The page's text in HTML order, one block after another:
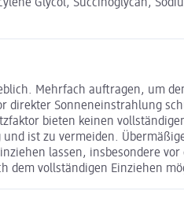
Glycol, Succinoglycan,
Mehrfach auftragen, um
direkter Sonneneinstrahlung
bieten keinen
ist zu vermeiden.
lassen, insbesondere vor
dem vollständigen Einziehen